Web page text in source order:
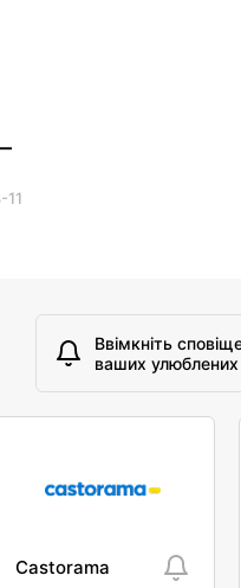
11
Ввімкніть
ваших улюблених
Castorama